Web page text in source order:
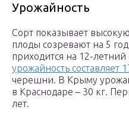
Урожайность
Сорт показывает
плоды созревают на 5
приходится на 12-
урожайность составляет
черешни. В Крыму
в Краснодаре – 30 кг.
лет.